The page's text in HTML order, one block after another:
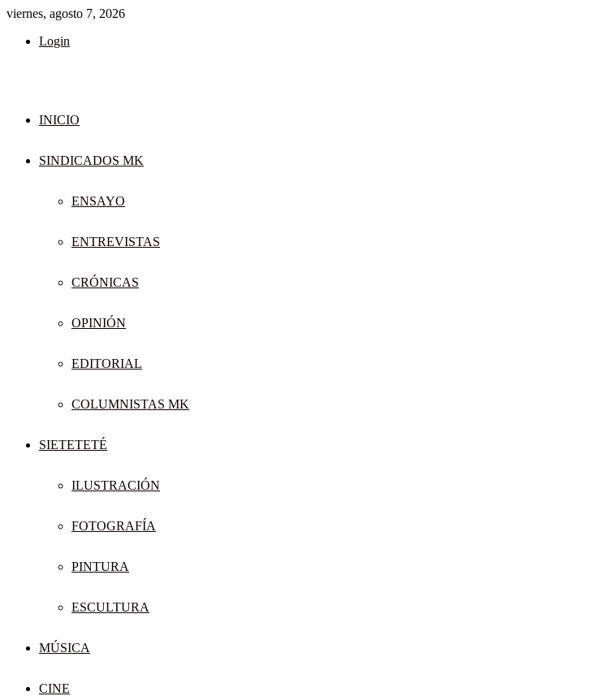
viernes, agosto 7, 2026
Login
INICIO
SINDICADOS MK
ENSAYO
ENTREVISTAS
CRÓNICAS
OPINIÓN
EDITORIAL
COLUMNISTAS MK
SIETETETÉ
ILUSTRACIÓN
FOTOGRAFÍA
PINTURA
ESCULTURA
MÚSICA
CINE